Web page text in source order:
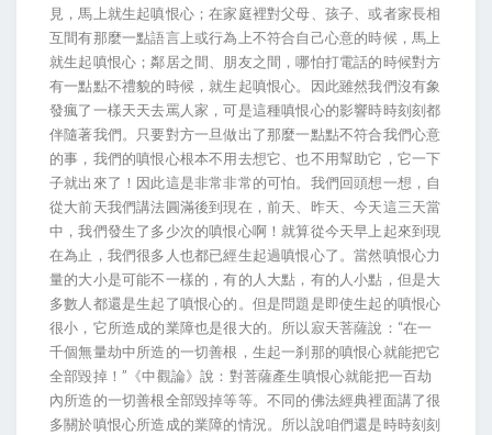
見，馬上就生起嗔恨心；在家庭裡對父母、孩子、或者家長相
互間有那麼一點語言上或行為上不符合自己心意的時候，馬上
就生起嗔恨心；鄰居之間、朋友之間，哪怕打電話的時候對方
有一點點不禮貌的時候，就生起嗔恨心。因此雖然我們沒有象
發瘋了一樣天天去罵人家，可是這種嗔恨心的影響時時刻刻都
伴隨著我們。只要對方一旦做出了那麼一點點不符合我們心意
的事，我們的嗔恨心根本不用去想它、也不用幫助它，它一下
子就出來了！因此這是非常非常的可怕。我們回頭想一想，自
從大前天我們講法圓滿後到現在，前天、昨天、今天這三天當
中，我們發生了多少次的嗔恨心啊！就算從今天早上起來到現
在為止，我們很多人也都已經生起過嗔恨心了。當然嗔恨心力
量的大小是可能不一樣的，有的人大點，有的人小點，但是大
多數人都還是生起了嗔恨心的。但是問題是即使生起的嗔恨心
很小，它所造成的業障也是很大的。所以寂天菩薩說：“在一
千個無量劫中所造的一切善根，生起一刹那的嗔恨心就能把它
全部毀掉！”《中觀論》說：對菩薩產生嗔恨心就能把一百劫
內所造的一切善根全部毀掉等等。不同的佛法經典裡面講了很
多關於嗔恨心所造成的業障的情況。所以說咱們還是時時刻刻